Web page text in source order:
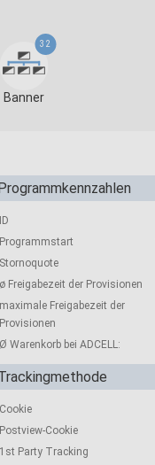
32
Banner
Freigabezeit der Provisionen
Freigabezeit der
Warenkorb bei ADCELL:
Cookie
Party Tracking